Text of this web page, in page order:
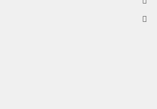
giá.